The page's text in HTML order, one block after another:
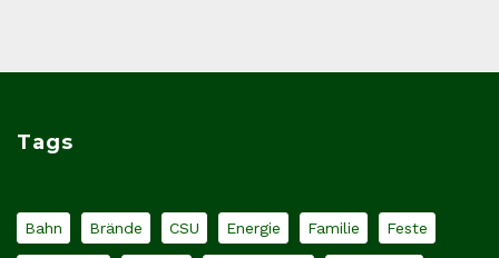
Tags
Bahn Brände CSU Energie Familie Feste